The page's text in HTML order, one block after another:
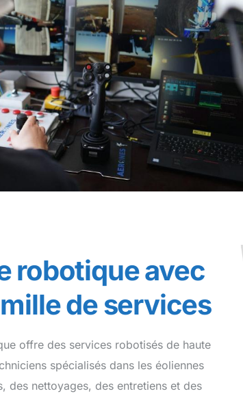
robotique avec
de services
offre des services robotisés de haute
spécialisés dans les éoliennes
des nettoyages, des entretiens et des